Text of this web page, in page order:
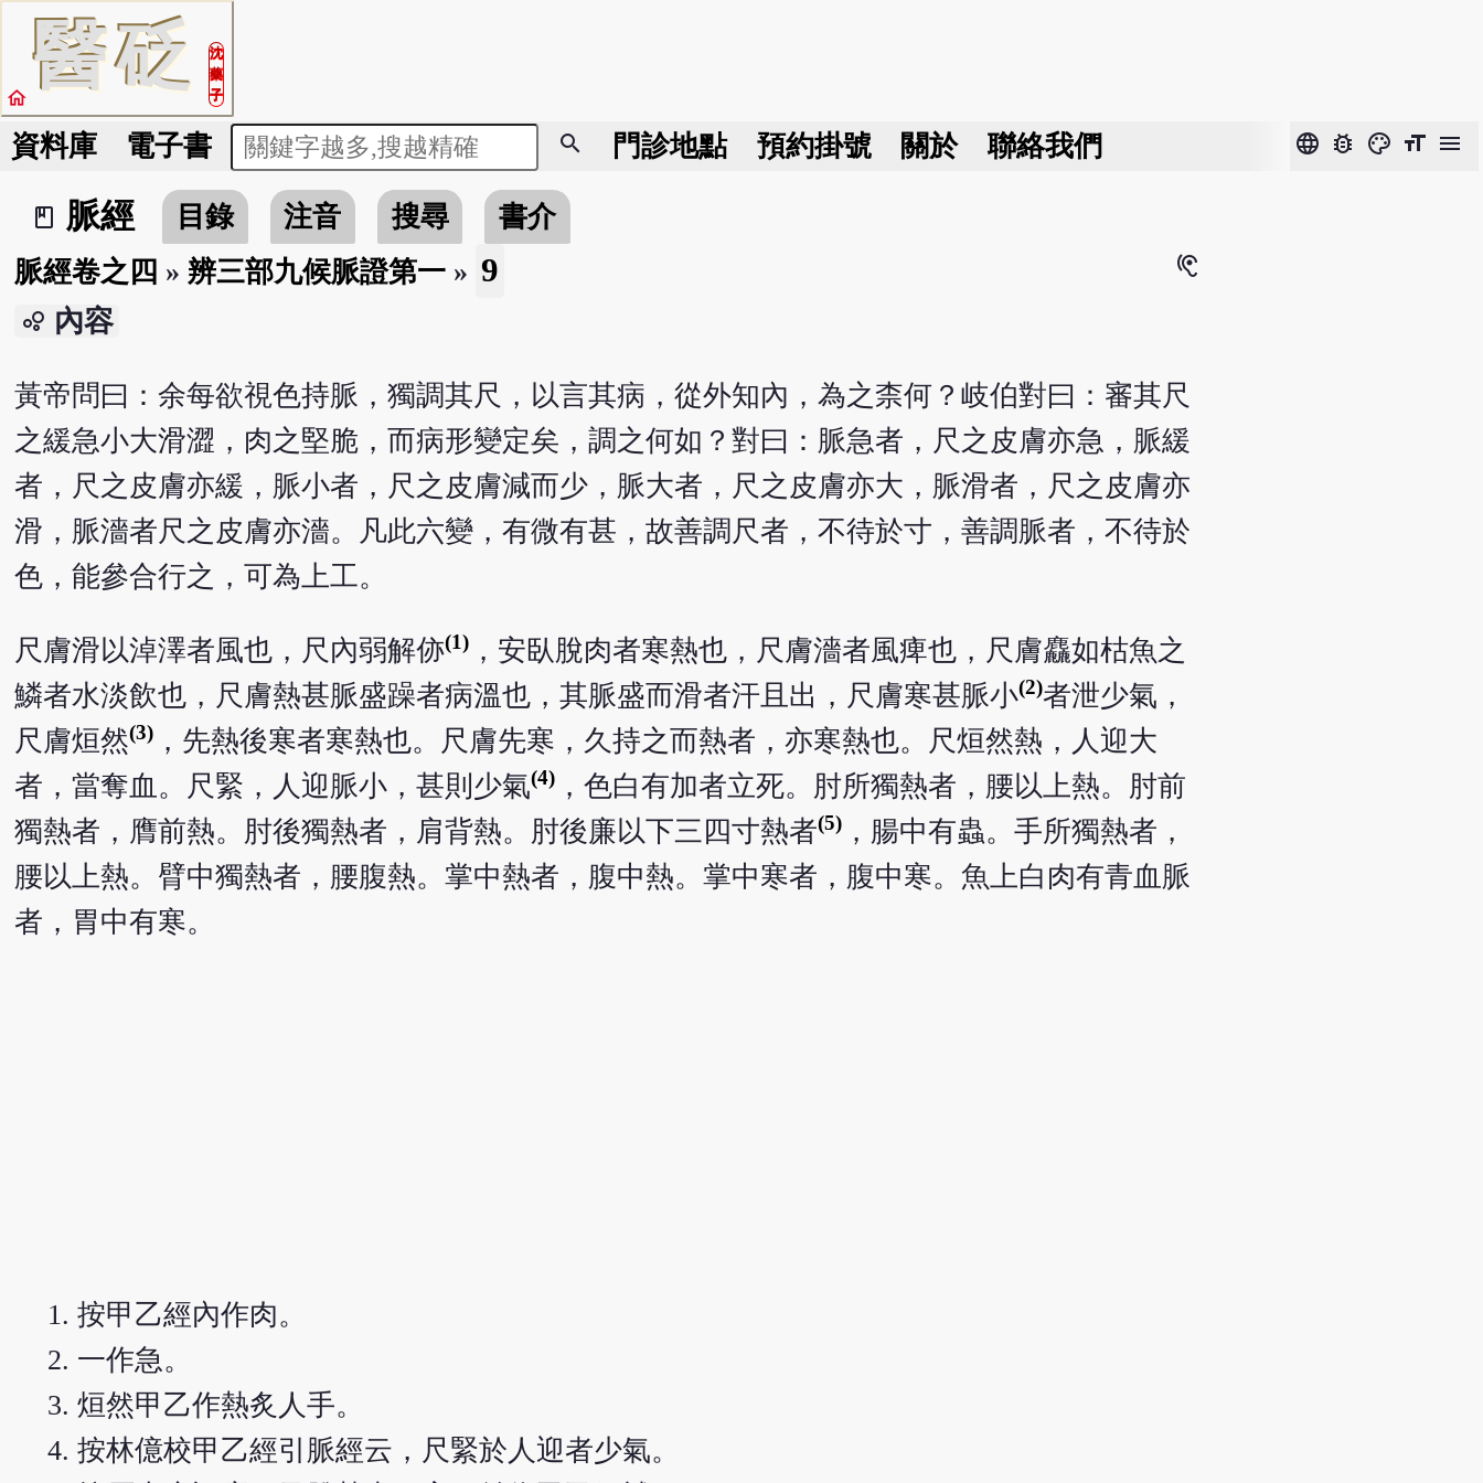
醫砭
沈
藥
子
home
資料庫 電子書 search 門診地點 預約掛號 關於 聯絡我們 language bug_report color_lens format_size menu
book_2
脈經 目錄 注音 搜尋
書介
脈經卷之四 » 辨三部九候脈證第一» 9 hearing
bubble_chart 內容
黃帝問曰：余每欲視色持脈，獨調其尺，以言其病，從外知內，為之柰何？岐伯對曰：審其尺
之緩急小大滑澀，肉之堅脆，而病形變定矣，調之何如？對曰：脈急者，尺之皮膚亦急，脈緩
者，尺之皮膚亦緩，脈小者，尺之皮膚減而少，脈大者，尺之皮膚亦大，脈滑者，尺之皮膚亦
滑，脈濇者尺之皮膚亦濇。凡此六變，有微有甚，故善調尺者，不待於寸，善調脈者，不待於
色，能參合行之，可為上工。
尺膚滑以淖澤者風也，尺內弱解㑊(1)，安臥脫肉者寒熱也，尺膚濇者風痺也，尺膚麤如枯魚之
鱗者水淡飲也，尺膚熱甚脈盛躁者病溫也，其脈盛而滑者汗且出，尺膚寒甚脈小(2)者泄少氣，
尺膚烜然(3)，先熱後寒者寒熱也。尺膚先寒，久持之而熱者，亦寒熱也。尺烜然熱，人迎大
者，當奪血。尺緊，人迎脈小，甚則少氣(4)，色白有加者立死。肘所獨熱者，腰以上熱。肘前
獨熱者，膺前熱。肘後獨熱者，肩背熱。肘後廉以下三四寸熱者(5)，腸中有蟲。手所獨熱者，
腰以上熱。臂中獨熱者，腰腹熱。掌中熱者，腹中熱。掌中寒者，腹中寒。魚上白肉有青血脈
者，胃中有寒。
按甲乙經內作肉。
一作急。
烜然甲乙作熱炙人手。
按林億校甲乙經引脈經云，尺緊於人迎者少氣。